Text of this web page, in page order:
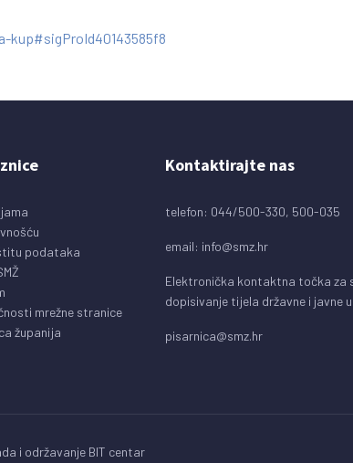
kup#sigProId40143585f8
podataka
mrežne stranice
županija
Kontaktirajte nas
telefon: 044/500-330, 500-035
email: info@smz.hr
Elektronička kontaktna točka za
dopisivanje tijela državne i javne
pisarnica@smz.hr
i održavanje BIT centar